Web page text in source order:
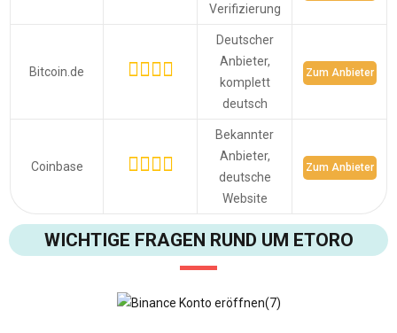
Verifizierung
Bitcoin.de
Deutscher
Anbieter,
komplett
deutsch
Zum Anbieter
Coinbase
Bekannter
Anbieter,
deutsche
Website
Zum Anbieter
WICHTIGE FRAGEN RUND UM ETORO